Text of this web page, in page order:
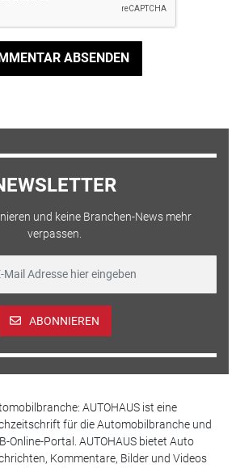
ABSENDEN
und keine Branchen-News mehr
verpassen.
ABONNIEREN
AUTOHAUS ist eine
für die Automobilbranche und
Online-Portal. AUTOHAUS bietet Auto
Kommentare, Bilder und Videos